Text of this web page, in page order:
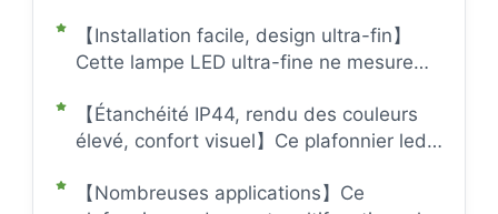
permettent de créer facilement des ambiances
variées.
offre un éclairage ultra-lumineux pour
les pièces de 8 à 15 mètres carrés, ce
éclairage écoénergétique. Ce plafonnier
led pour salon garantit non seulement un
également de réaliser jusqu'à 85 %
【Installation facile, design ultra-fin】
Cette lampe LED ultra-fine ne mesure
installation encastrée au plafond et
empêchant efficacement l'accumulation
ergonomique est compatible avec 99 %
【Étanchéité IP44, rendu des couleurs
élevé, confort visuel】Ce plafonnier led
étanche (IP44), ce qui le rend résistant à
【Nombreuses applications】Ce